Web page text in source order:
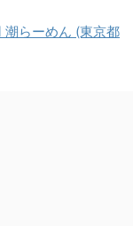
潮らーめん (東京都